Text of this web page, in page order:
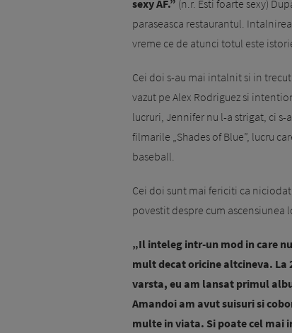
sexy AF.” (n.r. Esti foarte sexy)
paraseasca restaurantul.
vreme ce de atunci totul este
Cei doi s-au mai intalnit si in
vazut pe Alex Rodriguez si
lucruri, Jennifer nu l-a strigat, ci
filmarile „Shades of Blue”, lucru
baseball.
Cei doi sunt mai fericiti ca
povestit despre cum ascensiunea
„Il inteleg intr-un mod in care
mult decat oricine altcineva. La
varsta, eu am lansat primul
Amandoi am avut suisuri si
multe in viata. Si poate cel mai